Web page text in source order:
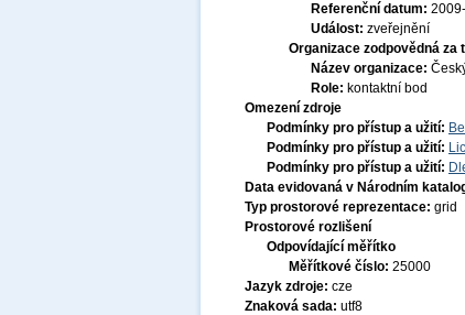
Referenční datum:
Událost: zveřejnění
Organizace zodpovědná za
Název organizace:
Role: kontaktní bod
Omezení zdroje
Podmínky pro přístup a užití:
Podmínky pro přístup a užití:
Podmínky pro přístup a užití:
Data evidovaná v Národním
Typ prostorové reprezentace: grid
Prostorové rozlišení
Odpovídající měřítko
Měřítkové číslo: 25000
Jazyk zdroje: cze
Znaková sada: utf8